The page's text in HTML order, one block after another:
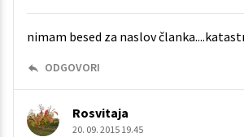
nimam besed za naslov
ODGOVORI
Rosvitaja
20. 09. 2015 19.45